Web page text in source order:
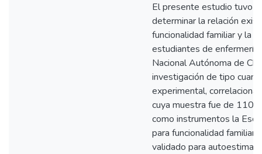
El presente estudio tuvo
determinar la relación
funcionalidad familiar y la
estudiantes de enfermería
Nacional Autónoma de
investigación de tipo
experimental,
cuya muestra fue de 110
como instrumentos la
para funcionalidad familiar
validado para autoestima.